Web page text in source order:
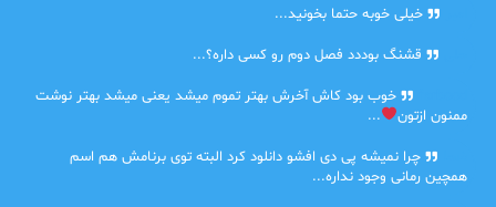
خیلی خوبه حتما بخونید...
قشنگ بوددد فصل دوم رو کسی داره؟...
خوب بود کاش آخرش بهتر تموم میشد یعنی میشد بهتر نوشت
ممنون ازتون
...
چرا نمیشه پی دی افشو دانلود کرد البته توی برنامش هم اسم
همچین رمانی وجود نداره...